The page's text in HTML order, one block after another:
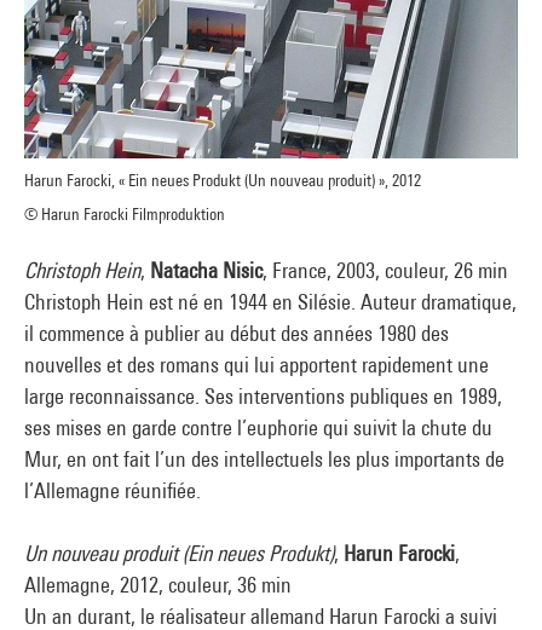
Harun Farocki, « Ein neues Produkt (Un nouveau produit) », 2012
© Harun Farocki Filmproduktion
Christoph Hein, Natacha Nisic, France, 2003, couleur, 26 min
Christoph Hein est né en 1944 en Silésie. Auteur dramatique,
il commence à publier au début des années 1980 des
nouvelles et des romans qui lui apportent rapidement une
large reconnaissance. Ses interventions publiques en 1989,
ses mises en garde contre l’euphorie qui suivit la chute du
Mur, en ont fait l’un des intellectuels les plus importants de
l’Allemagne réunifiée.
Un nouveau produit (Ein neues Produkt), Harun Farocki,
Allemagne, 2012, couleur, 36 min
Un an durant, le réalisateur allemand Harun Farocki a suivi